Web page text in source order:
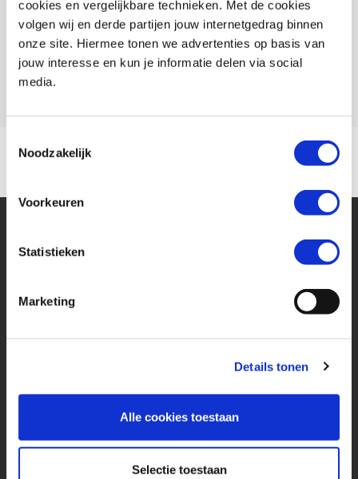
cookies en vergelijkbare technieken. Met de cookies
volgen wij en derde partijen jouw internetgedrag binnen
onze site. Hiermee tonen we advertenties op basis van
jouw interesse en kun je informatie delen via social
media.
Noodzakelijk
Voorkeuren
Statistieken
Marketing
Details tonen
Alle cookies toestaan
Selectie toestaan
Conditie
Occasion
Rijbewijs type
A
Model
XL 750 TRANSALP
Financier deze Honda
Eenvoudig, flexibel en verantwoord lenen. Het MotoPort Flexplan.
€ 11.000,-